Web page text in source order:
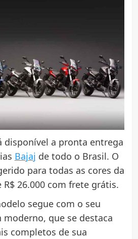
disponível a pronta entrega
Bajaj de todo o Brasil. O
para todas as cores da
R$ 26.000 com frete grátis.
segue com o seu
que se destaca
completos de sua